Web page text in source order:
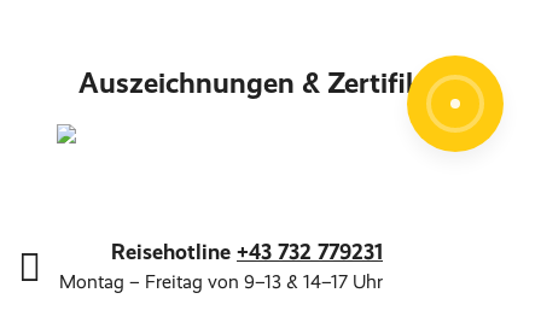
Auszeichnungen & Zertifikate
Reisehotline +43 732 779231
Montag – Freitag von 9–13 & 14–17 Uhr